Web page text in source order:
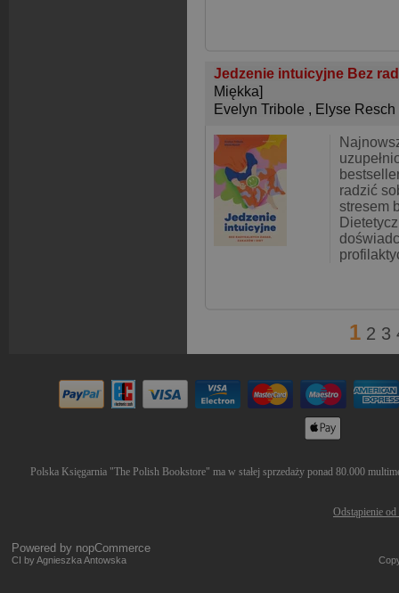
Jedzenie intuicyjne Bez
Miękka]
Evelyn Tribole , Elyse Resch
radzić
stresem
1 2 3
Polska Księgarnia "The Polish Bookstore" ma w stałej sprzedaży ponad 80.000
Odstąpienie
Powered by nopCommerce
CI by Agnieszka Antowska